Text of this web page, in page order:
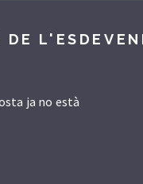
DE
ja no està